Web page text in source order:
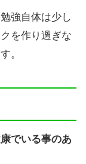
強自体は少し
を作り過ぎな
。
でいる事のあ